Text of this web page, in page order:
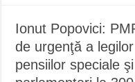
Ionut Popovici:
de urgenţă a
pensiilor speciale